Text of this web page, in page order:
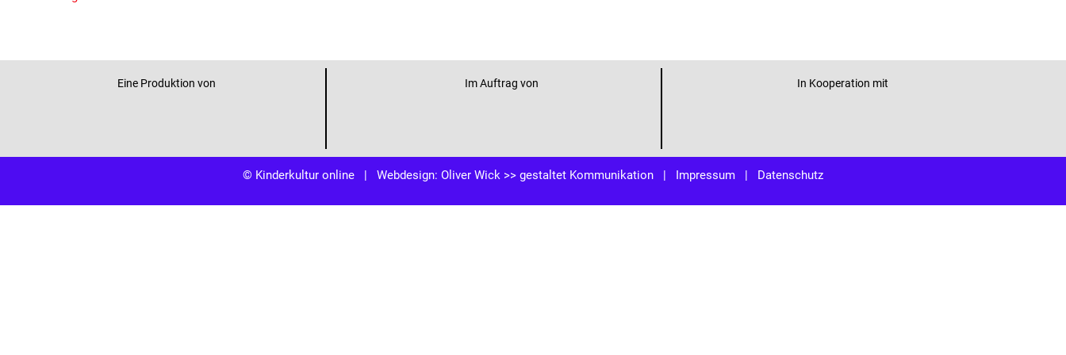
Eine Produktion von Im Auftrag von In Kooperation mit
© Kinderkultur online | Webdesign: Oliver Wick >> gestaltet Kommunikation | Impressum | Datenschutz